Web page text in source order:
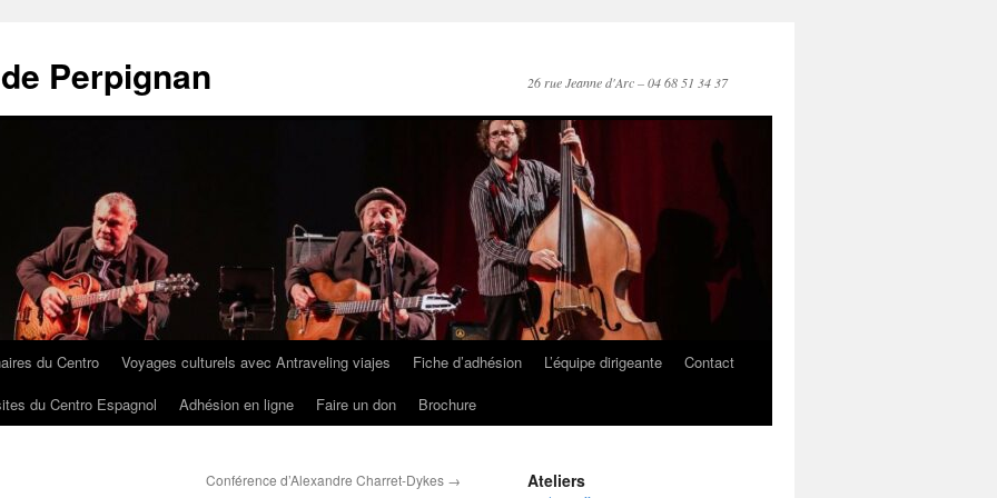
Perpignan 26 rue Jeanne d'Arc – 04 68 51 34 37
du Centro Voyages culturels avec Antraveling viajes Fiche d’adhésion L’équipe dirigeante
Contact
du Centro Espagnol Adhésion en ligne Faire un don Brochure
Conférence d’Alexandre Charret-Dykes → Ateliers